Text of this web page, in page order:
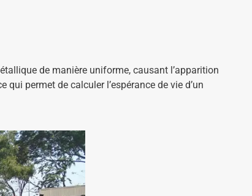
de manière uniforme, causant l’apparition
permet de calculer l’espérance de vie d’un